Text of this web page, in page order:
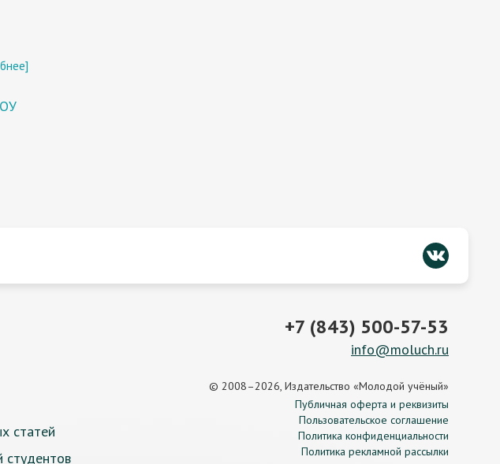
статей
студентов
+7 (843) 500-57-53
info@moluch.ru
© 2008–2026, Издательство «Молодой учёный»
Публичная оферта и реквизиты
Пользовательское соглашение
Политика конфиденциальности
Политика рекламной рассылки